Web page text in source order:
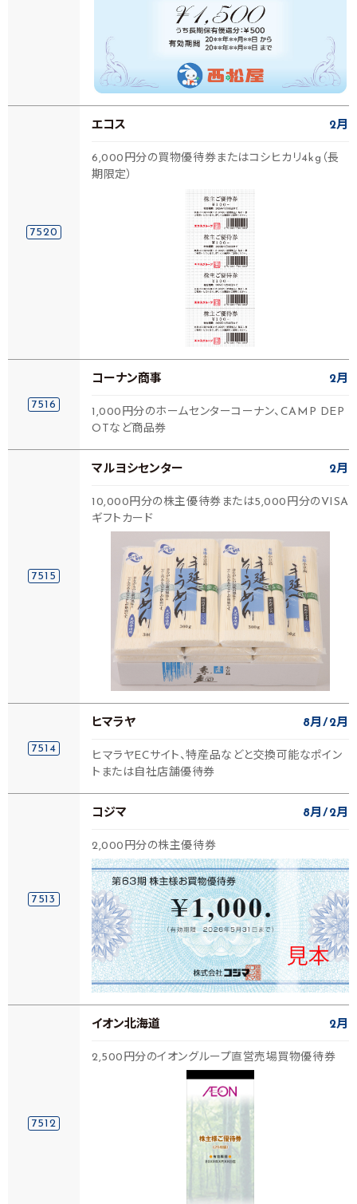
7520
エコス 2月
6,000円分の買物優待券またはコシヒカリ4kg（長
期限定）
7516
コーナン商事 2月
1,000円分のホームセンターコーナン、CAMP DEP
OTなど商品券
7515
マルヨシセンター 2月
10,000円分の株主優待券または5,000円分のVISA
ギフトカード
7514
ヒマラヤ 8月 2月
ヒマラヤECサイト、特産品などと交換可能なポイン
トまたは自社店舗優待券
7513
コジマ 8月 2月
2,000円分の株主優待券
7512
イオン北海道 2月
2,500円分のイオングループ直営売場買物優待券